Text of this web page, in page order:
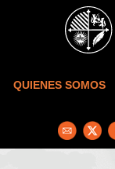
Skip to main content
QUIENES SOMOS